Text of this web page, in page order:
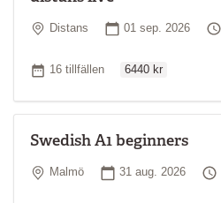
Plats
Distans Startdatum
01 sep. 2026
Antal tillfällen
16 tillfällen 6440 kr
Swedish A1 beginners
Plats
Malmö Startdatum
31 aug. 2026